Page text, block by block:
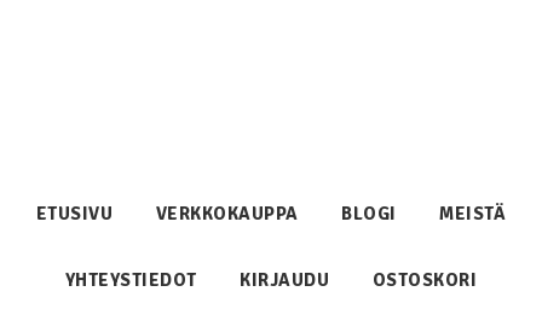
ETUSIVU VERKKOKAUPPA BLOGI MEISTÄ
YHTEYSTIEDOT KIRJAUDU OSTOSKORI